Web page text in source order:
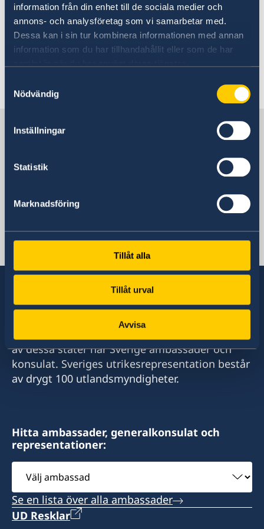
information från din enhet till de sociala medier och
annons- och analysföretag som vi samarbetar med.
Dessa kan i sin tur kombinera informationen med annan
information som du har tillhandahållit eller som de har
Nödvändig
Inställningar
Statistik
Marknadsföring
Tillåt alla
Tillåt urval
Avvisa
maj.
För mer information, se
World Meteorological Organisation
Sverige i Kiribati
Sveriges ambassad
Stilla havet, Stockholm
Svenska konsulat
Sverige har diplomatiska förbindelser med i
av dessa stater har Sverige ambassader och
konsulat. Sveriges utrikesrepresentation består
av drygt 100 utlandsmyndigheter.
Hitta ambassader, generalkonsulat och
representationer:
Välj
ambassad
Se en lista över alla ambassader
UD Resklar